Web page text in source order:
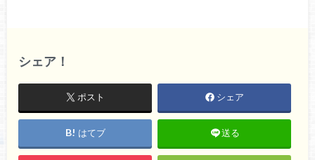
シェア！
ポスト シェア
はてブ 送る